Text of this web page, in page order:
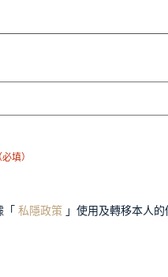
必填）
私隱政策 」使用及轉移本人